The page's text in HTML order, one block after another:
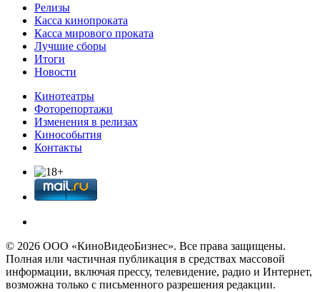
Релизы
Касса кинопроката
Касса мирового проката
Лучшие сборы
Итоги
Новости
Кинотеатры
Фоторепортажи
Изменения в релизах
Кинособытия
Контакты
© 2026 OOО «КиноВидеоБизнес». Все права защищены.
Полная или частичная публикация в средствах массовой
информации, включая прессу, телевидение, радио и Интернет,
возможна только с письменного разрешения редакции.